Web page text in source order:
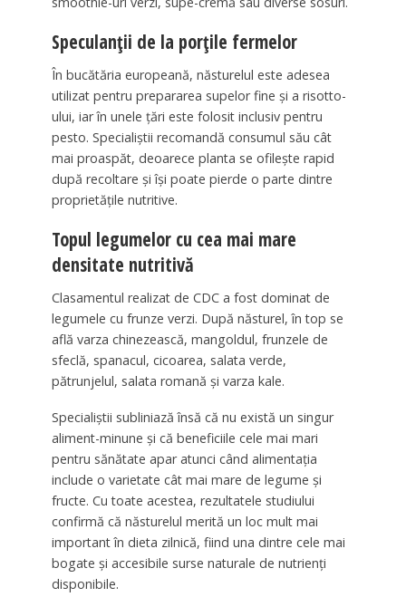
Speculanții de la porțile fermelor
În bucătăria europeană, năsturelul este adesea
utilizat pentru prepararea supelor fine și a risotto-
ului, iar în unele țări este folosit inclusiv pentru
pesto. Specialiștii recomandă consumul său cât
mai proaspăt, deoarece planta se ofilește rapid
după recoltare și își poate pierde o parte dintre
proprietățile nutritive.
Topul legumelor cu cea mai mare
densitate nutritivă
Clasamentul realizat de CDC a fost dominat de
legumele cu frunze verzi. După năsturel, în top se
află varza chinezească, mangoldul, frunzele de
sfeclă, spanacul, cicoarea, salata verde,
pătrunjelul, salata romană și varza kale.
Specialiștii subliniază însă că nu există un singur
aliment-minune și că beneficiile cele mai mari
pentru sănătate apar atunci când alimentația
include o varietate cât mai mare de legume și
fructe. Cu toate acestea, rezultatele studiului
confirmă că năsturelul merită un loc mult mai
important în dieta zilnică, fiind una dintre cele mai
bogate și accesibile surse naturale de nutrienți
disponibile.